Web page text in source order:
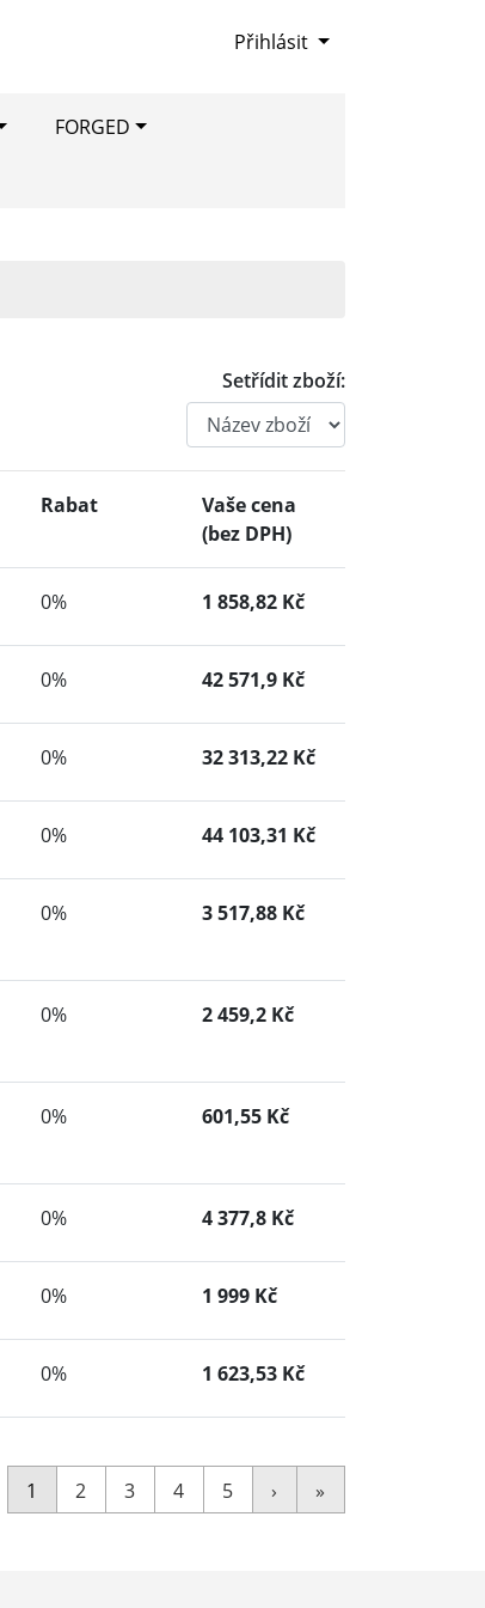
Přihlásit
FORGED
Setřídit zboží:
Rabat
Vaše cena
(bez DPH)
0% 1 858,82 Kč
0% 42 571,9 Kč
0% 32 313,22 Kč
0% 44 103,31 Kč
0% 3 517,88 Kč
0% 2 459,2 Kč
0% 601,55 Kč
0% 4 377,8 Kč
0% 1 999 Kč
0% 1 623,53 Kč
1 2 3 4 5 › »